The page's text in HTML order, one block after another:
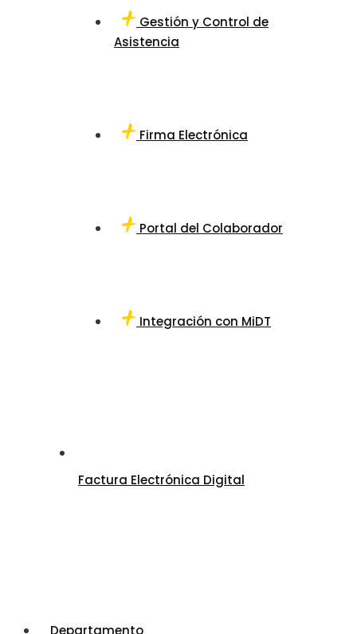
Gestión y Control de
Asistencia
Firma Electrónica
Portal del Colaborador
Integración con MiDT
Factura Electrónica Digital
Departamento